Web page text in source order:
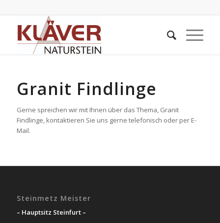
Granit Findlinge
Gerne spreichen wir mit Ihnen über das Thema, Granit
Findlinge, kontaktieren Sie uns gerne telefonisch oder per E-
Mail.
Steinmetz Meister
– Hauptsitz Steinfurt –